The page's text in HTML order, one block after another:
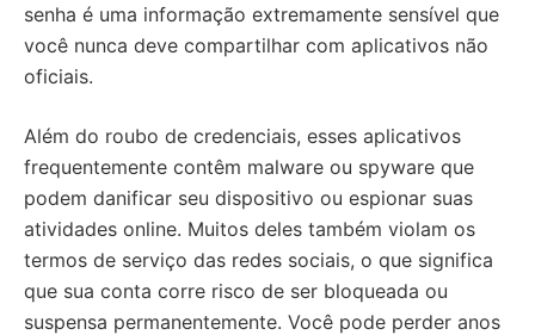
senha é uma informação extremamente sensível que
você nunca deve compartilhar com aplicativos não
oficiais.
Além do roubo de credenciais, esses aplicativos
frequentemente contêm malware ou spyware que
podem danificar seu dispositivo ou espionar suas
atividades online. Muitos deles também violam os
termos de serviço das redes sociais, o que significa
que sua conta corre risco de ser bloqueada ou
suspensa permanentemente. Você pode perder anos